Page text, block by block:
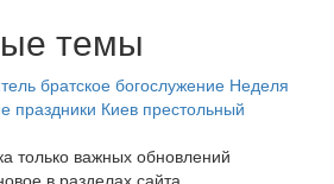
темы
братское богослужение Неделя
праздники Киев престольный
только важных обновлений